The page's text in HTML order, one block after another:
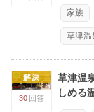
家族
草津温
解決
30 回答
草津温
しめる